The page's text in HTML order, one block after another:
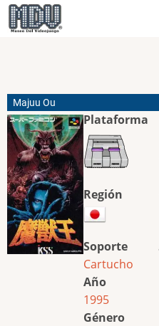
Pasar
al
Majuu Ou
Plataforma
Región
Soporte
Cartucho
Año
1995
Género